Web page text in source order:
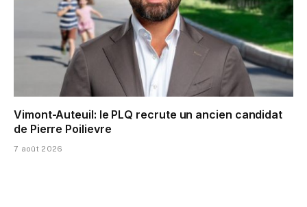
Vimont-Auteuil: le PLQ recrute un ancien candidat
de Pierre Poilievre
7 août 2026